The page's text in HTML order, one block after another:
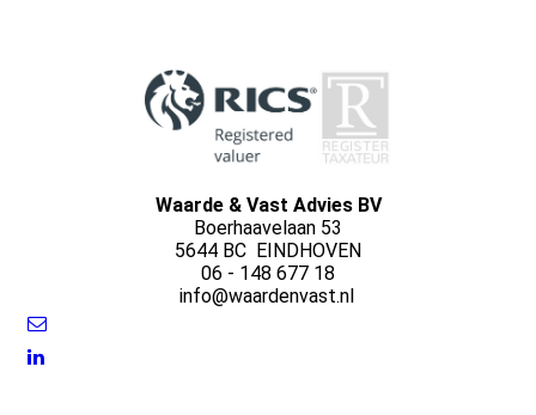
Waarde & Vast Advies BV
Boerhaavelaan 53
5644 BC EINDHOVEN
06 - 148 677 18
info@waardenvast.nl